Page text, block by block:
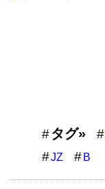
タグ»
JZ
B